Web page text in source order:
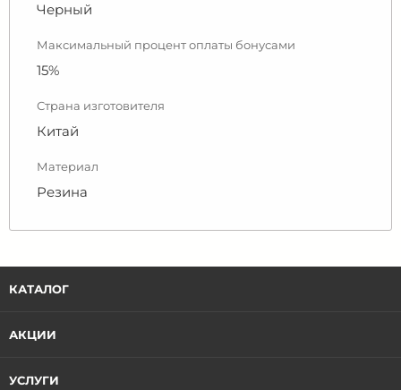
Черный
Максимальный процент оплаты бонусами
15%
Страна изготовителя
Китай
Материал
Резина
КАТАЛОГ
АКЦИИ
УСЛУГИ